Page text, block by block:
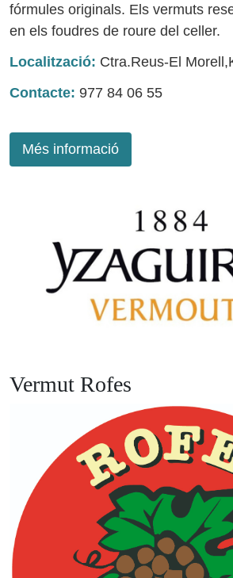
fórmules originals. Els vermuts
en els foudres de roure del celler.
Localització: Ctra.Reus-El
Contacte: 977 84 06 55
Més informació
Vermut Rofes